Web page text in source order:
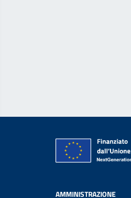
AMMINISTRAZIONE